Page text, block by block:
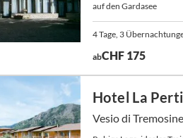
auf den Gardasee
4 Tage, 3
abCHF 175
Hotel La
Vesio di